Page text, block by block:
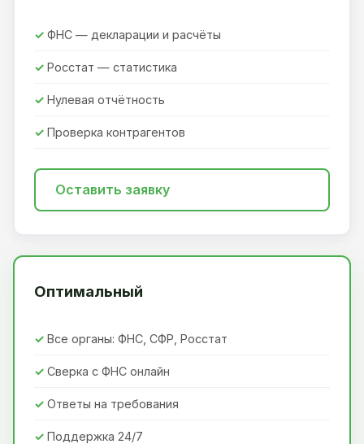
ФНС — декларации и расчёты
Росстат — статистика
Нулевая отчётность
Проверка контрагентов
Оставить заявку
Оптимальный
Все органы: ФНС, СФР, Росстат
Сверка с ФНС онлайн
Ответы на требования
Поддержка 24/7